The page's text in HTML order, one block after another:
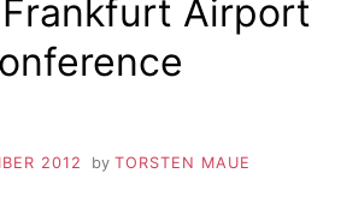
Airport
2012 by TORSTEN MAUE